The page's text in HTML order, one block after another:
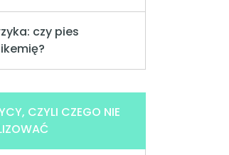
czy pies
CZYLI CZEGO NIE